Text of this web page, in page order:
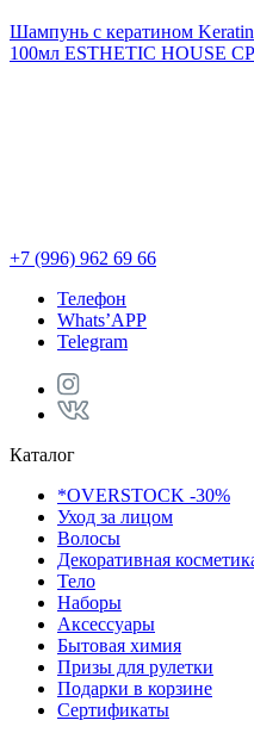
Шампунь с кератином
100мл ESTHETIC HOUSE
+7 (996) 962 69 66
Телефон
Whats’APP
Telegram
Каталог
*OVERSTOCK -30%
Уход за лицом
Волосы
Декоративная
Тело
Наборы
Аксессуары
Бытовая химия
Призы для рулетки
Подарки в корзине
Сертификаты